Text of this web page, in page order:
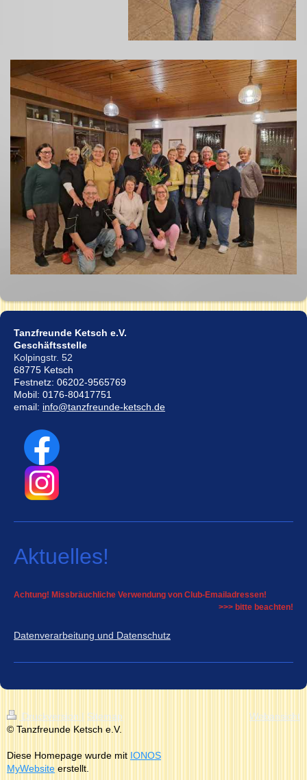
Tanzfreunde Ketsch e.V.
Geschäftsstelle
Kolpingstr. 52
68775 Ketsch
Festnetz: 06202-9565769
Mobil: 0176-80417751
email: info@tanzfreunde-ketsch.de
Aktuelles!
Achtung! Missbräuchliche Verwendung von Club-Emailadressen!
>>> bitte beachten!
Datenverarbeitung und Datenschutz
Druckversion | Sitemap
© Tanzfreunde Ketsch e.V.
Diese Homepage wurde mit IONOS
MyWebsite erstellt.
Webansicht